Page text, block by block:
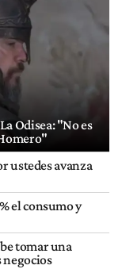
Odisea: "No es
ustedes avanza
el consumo y
tomar una
negocios